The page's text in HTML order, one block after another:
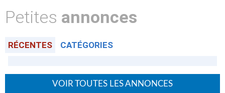
Petites annonces
RÉCENTES CATÉGORIES
VOIR TOUTES LES ANNONCES